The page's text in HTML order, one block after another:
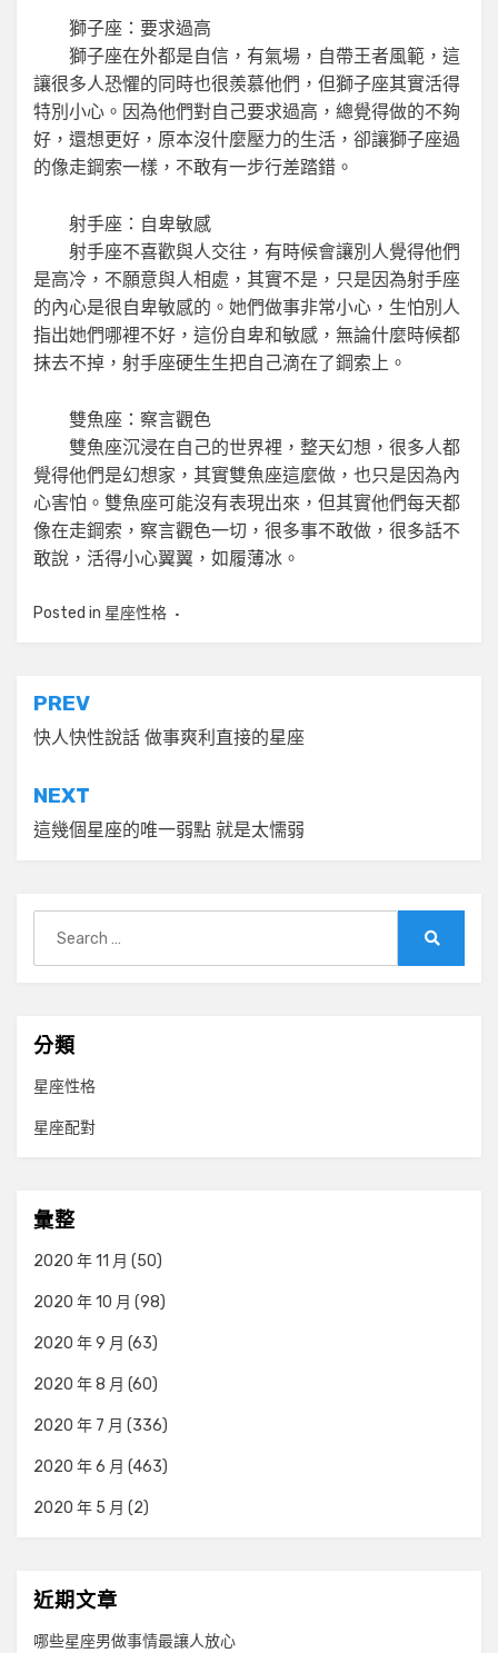
獅子座：要求過高
獅子座在外都是自信，有氣場，自帶王者風範，這
讓很多人恐懼的同時也很羨慕他們，但獅子座其實活得
特別小心。因為他們對自己要求過高，總覺得做的不夠
好，還想更好，原本沒什麼壓力的生活，卻讓獅子座過
的像走鋼索一樣，不敢有一步行差踏錯。
射手座：自卑敏感
射手座不喜歡與人交往，有時候會讓別人覺得他們
是高冷，不願意與人相處，其實不是，只是因為射手座
的內心是很自卑敏感的。她們做事非常小心，生怕別人
指出她們哪裡不好，這份自卑和敏感，無論什麼時候都
抹去不掉，射手座硬生生把自己滴在了鋼索上。
雙魚座：察言觀色
雙魚座沉浸在自己的世界裡，整天幻想，很多人都
覺得他們是幻想家，其實雙魚座這麼做，也只是因為內
心害怕。雙魚座可能沒有表現出來，但其實他們每天都
像在走鋼索，察言觀色一切，很多事不敢做，很多話不
敢說，活得小心翼翼，如履薄冰。
Posted in 星座性格
文
章
導
覽
PREV
快人快性說話 做事爽利直接的星座
NEXT
這幾個星座的唯一弱點 就是太懦弱
for:
分類
星座性格
星座配對
彙整
2020 年 11 月 (50)
2020 年 10 月 (98)
2020 年 9 月 (63)
2020 年 8 月 (60)
2020 年 7 月 (336)
2020 年 6 月 (463)
2020 年 5 月 (2)
近期文章
哪些星座男做事情最讓人放心